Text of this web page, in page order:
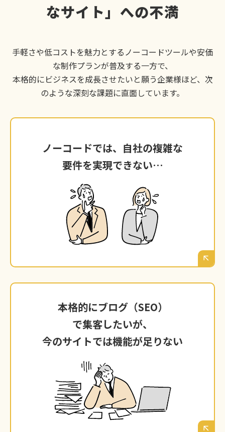
なサイト」への不満
手軽さや低コストを魅力とするノーコードツールや安価
な制作プランが普及する一方で、
本格的にビジネスを成長させたいと願う企業様ほど、次
のような深刻な課題に直面しています。
ノーコードでは、自社の複雑な
要件を実現できない…
ノーコードでは、自社の複雑な
要件を実現できない…
渋谷区の競合と差別化するため、独自の機能や
複雑な検索システムを導入したいが、ツールの
仕様（ノーコードなど）が壁となり、実現でき
本格的にブログ（SEO）
で集客したいが、
今のサイトでは機能が足りない
本格的にブログ（SEO）で集客したいが、
今のサイトでは機能が足りない
ブログ機能が簡易的すぎて、SEO対策に必要な
詳細な設定ができない。渋谷区の見込み客に役
立つ情報を発信し、集客の「柱」に育てたくて
も、その土台がない。